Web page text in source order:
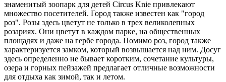
знаменитый зоопарк для детей Circus Knie привлекают
множество посетителей. Город также известен как "город
роз". Розы здесь цветут не только в трех великолепных
розариях. Они цветут в каждом парке, на общественных
площадях и даже на гербе города. Помимо роз, город также
характеризуется замком, который возвышается над ним. Досуг
здесь определенно не бывает коротким, сочетание культуры,
озера и горных пейзажей предлагает отличные возможности
для отдыха как зимой, так и летом.